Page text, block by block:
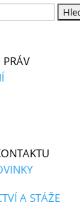
PRÁV
A STÁŽE